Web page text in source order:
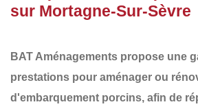
sur Mortagne-Sur-Sèvre
BAT Aménagements propose une
prestations pour aménager ou
d'embarquement porcins, afin de